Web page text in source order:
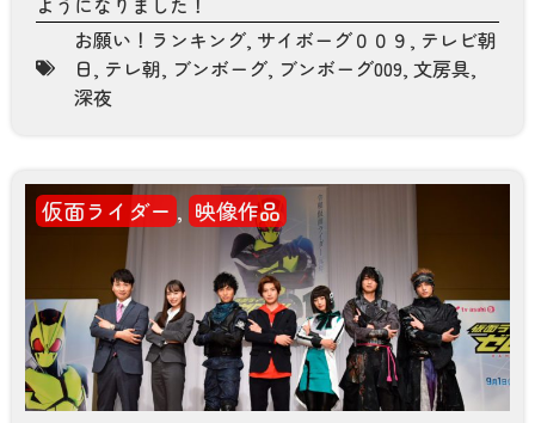
お願い！ランキング, サイボーグ００９ , テレビ朝
日, テレ朝, ブンボーグ, ブンボーグ009, 文房具,
深夜
仮面ライダー , 映像作品